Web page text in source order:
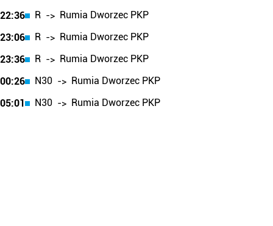
22:36
R -> Rumia Dworzec PKP
23:06
R -> Rumia Dworzec PKP
23:36
R -> Rumia Dworzec PKP
00:26
N30 -> Rumia Dworzec PKP
05:01
N30 -> Rumia Dworzec PKP